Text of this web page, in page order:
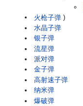
火枪子弹 )
水晶子弹
银子弹
流星弹
派对弹
金子弹
高射速子弹
纳米弹
爆破弹